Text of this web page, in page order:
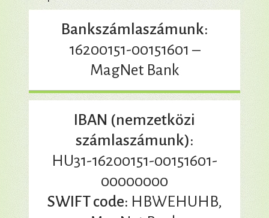
Bankszámlaszámunk:
16200151-00151601 –
MagNet Bank
IBAN (nemzetközi
számlaszámunk):
HU31-16200151-00151601-
00000000
SWIFT code: HBWEHUHB,